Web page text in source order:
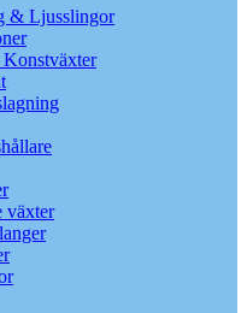
& Ljusslingor
växter